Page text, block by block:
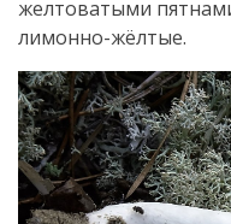
желтоватыми
лимонно-жёлтые.